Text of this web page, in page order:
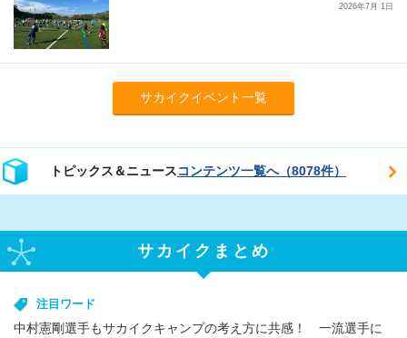
2026年7月 1日
サカイクイベント一覧
トピックス＆ニュースコンテンツ一覧へ（8078件）
サカイクまとめ
注目ワード
中村憲剛選手もサカイクキャンプの考え方に共感！ 一流選手に